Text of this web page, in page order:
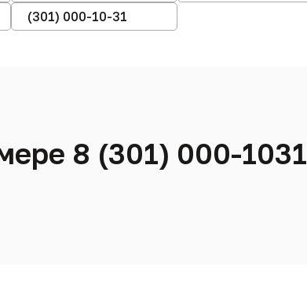
(301) 000-10-31
8 (301) 000-1031